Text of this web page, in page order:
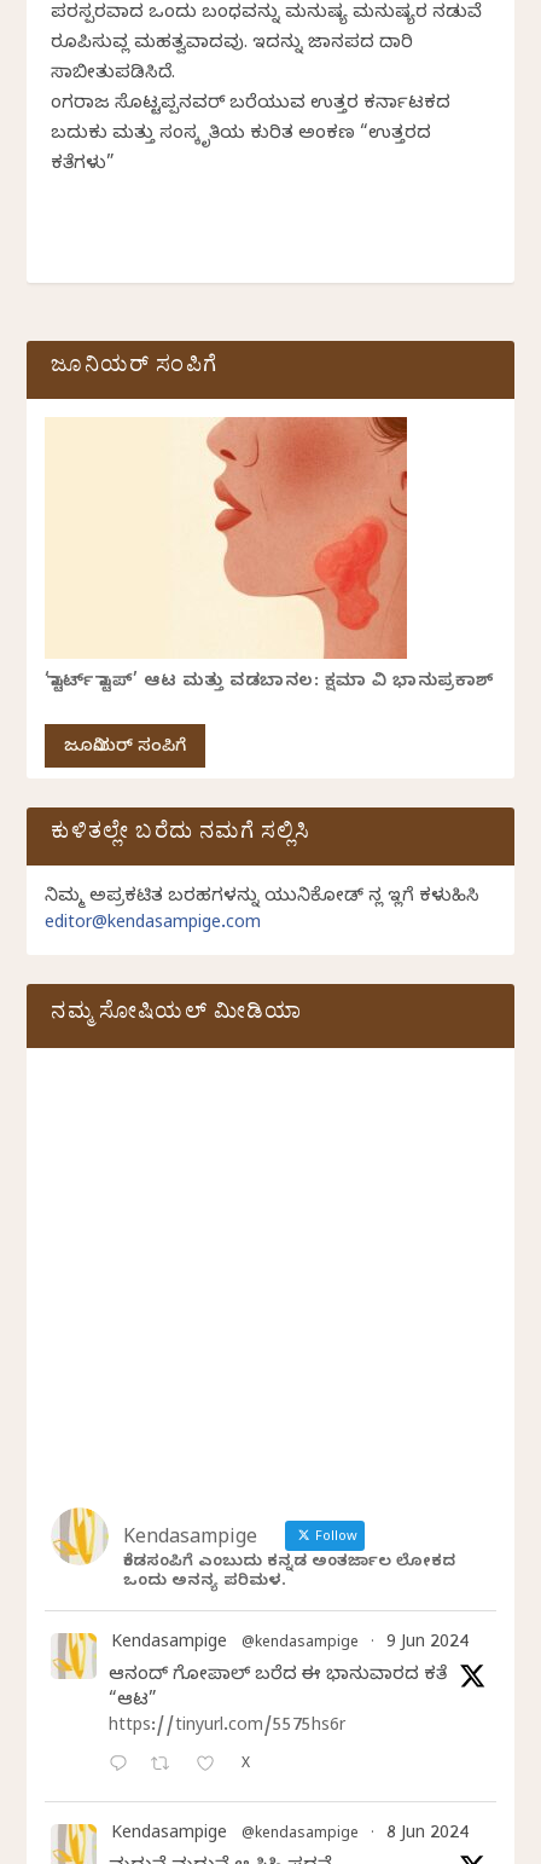
ಪರಸ್ಪರವಾದ ಒಂದು ಬಂಧವನ್ನು ಮನುಷ್ಯ ಮನುಷ್ಯರ ನಡುವೆ
ರೂಪಿಸುವಲ್ಲಿ ಮಹತ್ವವಾದವು. ಇದನ್ನು ಜಾನಪದ ದಾರಿ
ಸಾಬೀತುಪಡಿಸಿದೆ.
ಲಿಂಗರಾಜ ಸೊಟ್ಟಪ್ಪನವರ್‌ ಬರೆಯುವ ಉತ್ತರ ಕರ್ನಾಟಕದ
ಬದುಕು ಮತ್ತು ಸಂಸ್ಕೃತಿಯ ಕುರಿತ ಅಂಕಣ “ಉತ್ತರದ
ಕತೆಗಳು”
ಜೂನಿಯರ್ ಸಂಪಿಗೆ
‘ಸ್ಟಾರ್ಟ್ ಸ್ಟಾಪ್’ ಆಟ ಮತ್ತು ವಡಬಾನಲ: ಕ್ಷಮಾ ವಿ ಭಾನುಪ್ರಕಾಶ್
ಜೂನಿಯರ್ ಸಂಪಿಗೆ
ಕುಳಿತಲ್ಲೇ ಬರೆದು ನಮಗೆ ಸಲ್ಲಿಸಿ
ನಿಮ್ಮ ಅಪ್ರಕಟಿತ ಬರಹಗಳನ್ನು ಯುನಿಕೋಡ್ ನಲ್ಲಿ ಇಲ್ಲಿಗೆ ಕಳುಹಿಸಿ
editor@kendasampige.com
ನಮ್ಮ ಸೋಷಿಯಲ್‌ ಮೀಡಿಯಾ
Kendasampige Follow
ಕೆಂಡಸಂಪಿಗೆ ಎಂಬುದು ಕನ್ನಡ ಅಂತರ್ಜಾಲ ಲೋಕದ
ಒಂದು ಅನನ್ಯ ಪರಿಮಳ.
Kendasampige @kendasampige · 9 Jun 2024
ಆನಂದ್‌ ಗೋಪಾಲ್‌ ಬರೆದ ಈ ಭಾನುವಾರದ ಕತೆ
“ಆಟ”
https://tinyurl.com/5575hs6r
X
Kendasampige @kendasampige · 8 Jun 2024